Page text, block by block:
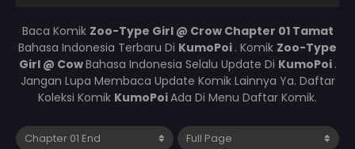
Baca Komik Zoo-Type Girl @ Crow Chapter 01 Tamat
Bahasa Indonesia Terbaru Di KumoPoi . Komik Zoo-Type
Girl @ CowBahasa Indonesia Selalu Update Di KumoPoi .
Jangan Lupa Membaca Update Komik Lainnya Ya. Daftar
Koleksi Komik KumoPoiAda Di Menu Daftar Komik.